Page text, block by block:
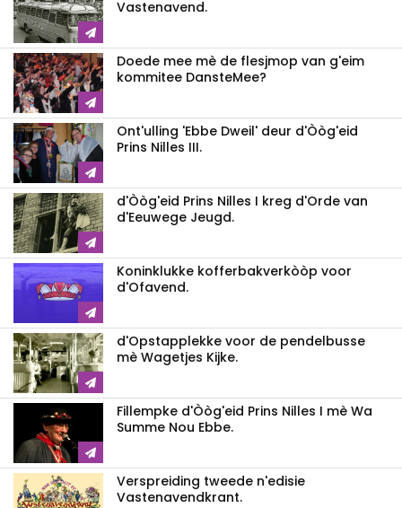
Vastenavend.
Doede mee mè de flesjmop van g'eim
kommitee DansteMee?
Ont'ulling 'Ebbe Dweil' deur d'Òòg'eid
Prins Nilles III.
d'Òòg'eid Prins Nilles I kreg d'Orde van
d'Eeuwege Jeugd.
Koninklukke kofferbakverkòòp voor
d'Ofavend.
d'Opstapplekke voor de pendelbusse
mè Wagetjes Kijke.
Fillempke d'Òòg'eid Prins Nilles I mè Wa
Summe Nou Ebbe.
Verspreiding tweede n'edisie
Vastenavendkrant.